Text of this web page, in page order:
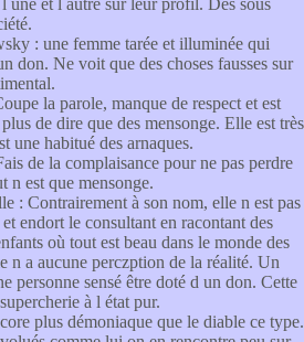
une et l autre sur leur profil. Des sous
: une femme tarée et illuminée qui
don. Ne voit que des choses fausses sur
la parole, manque de respect et est
de dire que des mensonge. Elle est très
une habitué des arnaques.
de la complaisance pour ne pas perdre
n est que mensonge.
: Contrairement à son nom, elle n est pas
endort le consultant en racontant des
où tout est beau dans le monde des
n a aucune perczption de la réalité. Un
personne sensé être doté d un don. Cette
à l état pur.
plus démoniaque que le diable ce type.